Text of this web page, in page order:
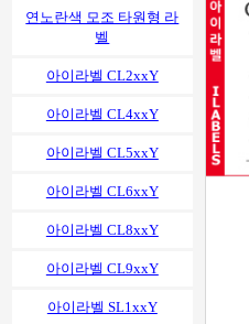
연노란색 모조 타원형 라
벨
아이라벨 CL2xxY
아이라벨 CL4xxY
아이라벨 CL5xxY
아이라벨 CL6xxY
아이라벨 CL8xxY
아이라벨 CL9xxY
아이라벨 SL1xxY